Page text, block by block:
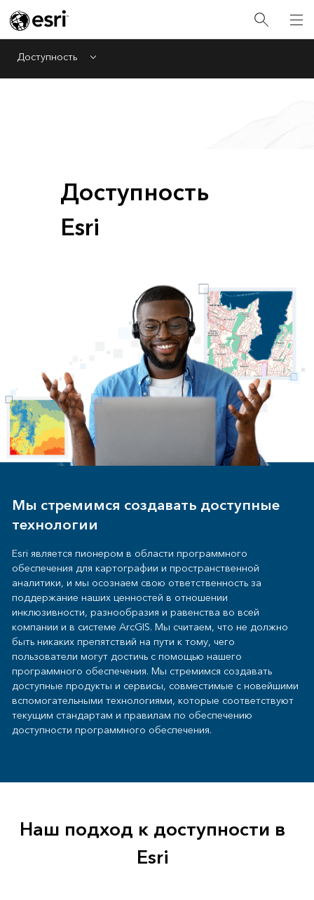
Доступность Menu
Доступность
Esri
Мы стремимся создавать доступные
технологии
Esri является пионером в области программного
обеспечения для картографии и пространственной
аналитики, и мы осознаем свою ответственность за
поддержание наших ценностей в отношении
инклюзивности, разнообразия и равенства во всей
компании и в системе ArcGIS. Мы считаем, что не должно
быть никаких препятствий на пути к тому, чего
пользователи могут достичь с помощью нашего
программного обеспечения. Мы стремимся создавать
доступные продукты и сервисы, совместимые с новейшими
вспомогательными технологиями, которые соответствуют
текущим стандартам и правилам по обеспечению
доступности программного обеспечения.
Наш подход к доступности в
Esri